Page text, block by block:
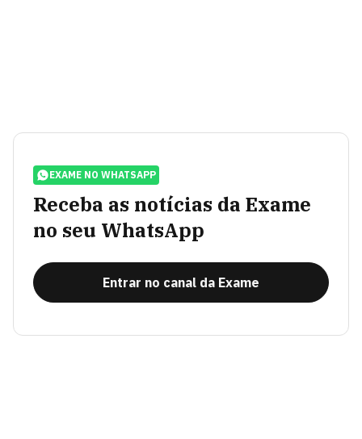
EXAME NO WHATSAPP
Receba as notícias da Exame
no seu WhatsApp
Entrar no canal da Exame